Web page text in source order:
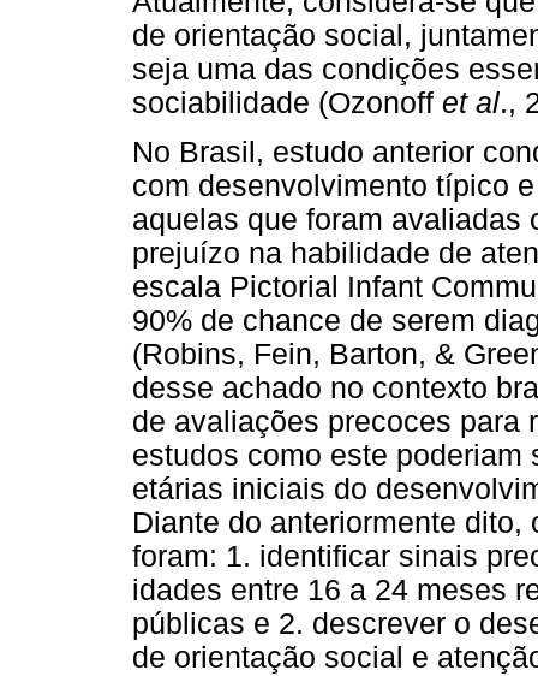
de orientação social,
seja uma das condições
sociabilidade (Ozonoff et al.,
No Brasil, estudo anterior
com desenvolvimento típico
aquelas que foram avaliadas
prejuízo na habilidade de
escala Pictorial Infant
90% de chance de serem
(Robins, Fein, Barton, &
desse achado no contexto
de avaliações precoces para
estudos como este
etárias iniciais do
Diante do anteriormente
foram: 1. identificar sinais
idades entre 16 a 24 meses
públicas e 2. descrever o
de orientação social e